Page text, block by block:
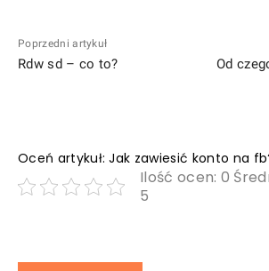
Poprzedni artykuł
Rdw sd – co to?
Od
Oceń artykuł: Jak zawiesić konto na
Ilość ocen: 0
5